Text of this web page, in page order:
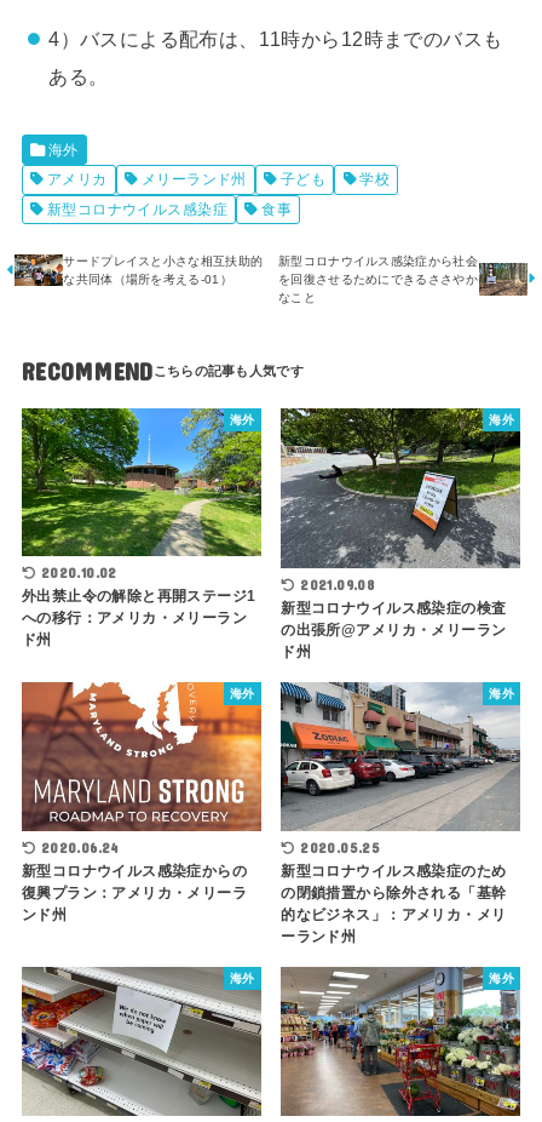
4）バスによる配布は、11時から12時までのバスも
ある。
海外
アメリカ
メリーランド州 子ども
学校
新型コロナウイルス感染症
食事
サードプレイスと小さな相互扶助的
な共同体（場所を考える-01）
新型コロナウイルス感染症から社会
を回復させるためにできるささやか
なこと
RECOMMEND
海外
2020.10.02
外出禁止令の解除と再開ステージ1
への移行：アメリカ・メリーラン
ド州
海外
2021.09.08
新型コロナウイルス感染症の検査
の出張所@アメリカ・メリーラン
ド州
海外
2020.06.24
新型コロナウイルス感染症からの
復興プラン：アメリカ・メリーラ
ンド州
海外
2020.05.25
新型コロナウイルス感染症のため
の閉鎖措置から除外される「基幹
的なビジネス」：アメリカ・メリ
ーランド州
海外 海外